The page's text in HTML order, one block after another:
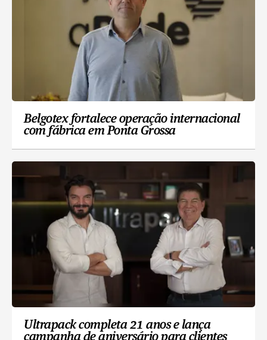
Belgotex fortalece operação internacional
com fábrica em Ponta Grossa
Ultrapack completa 21 anos e lança
campanha de aniversário para clientes